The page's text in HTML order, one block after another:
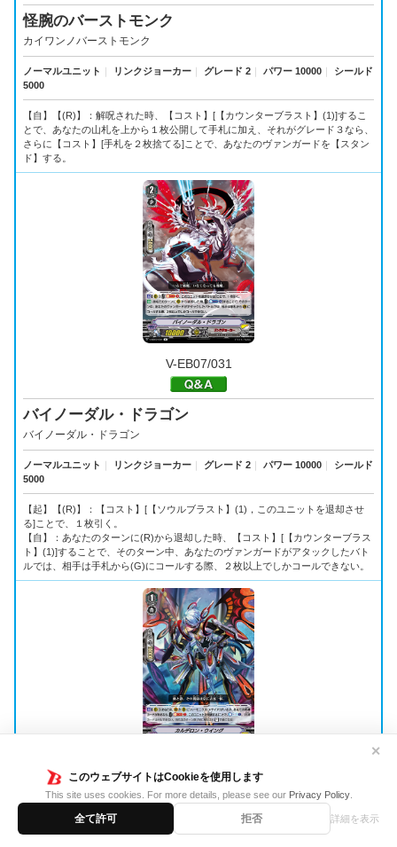
このウェブサイトはCookieを使用します
This site uses cookies. For more details, please see our Privacy Policy.
全て許可 拒否 詳細を表示
✕
怪腕のバーストモンク
カイワンノバーストモンク
ノーマルユニット ｜ リンクジョーカー ｜ グレード 2 ｜ パワー 10000 ｜
シールド
5000
【自】【(R)】：解呪された時、【コスト】[【カウンターブラスト】(1)]するこ
とで、あなたの山札を上から１枚公開して手札に加え、それがグレード３なら、
さらに【コスト】[手札を２枚捨てる]ことで、あなたのヴァンガードを【スタン
ド】する。
V-EB07/031
バイノーダル・ドラゴン
バイノーダル・ドラゴン
ノーマルユニット ｜ リンクジョーカー ｜ グレード 2 ｜ パワー 10000 ｜
シールド
5000
【起】【(R)】：【コスト】[【ソウルブラスト】(1)，このユニットを退却させ
る]ことで、１枚引く。
【自】：あなたのターンに(R)から退却した時、【コスト】[【カウンターブラス
ト】(1)]することで、そのターン中、あなたのヴァンガードがアタックしたバト
ルでは、相手は手札から(G)にコールする際、２枚以上でしかコールできない。
V-EB07/032
カルデロン・ウイング
カルデロン・ウイング